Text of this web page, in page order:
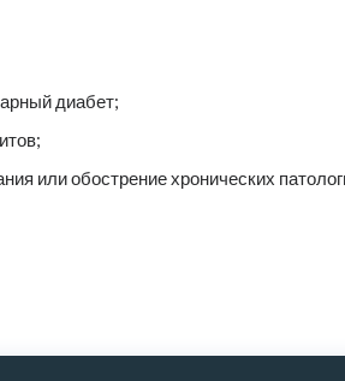
диабет;
или обострение хронических